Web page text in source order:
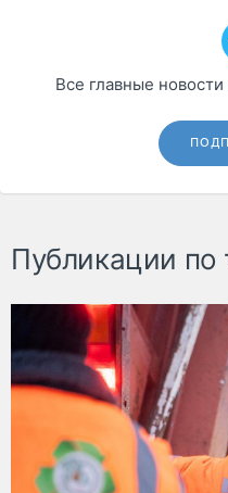
Все главные
Публикации по